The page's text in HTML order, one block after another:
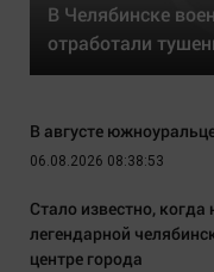
В Челябинске
отработали
В августе
06.08.2026 08:38:53
Стало известно,
легендарной
центре города